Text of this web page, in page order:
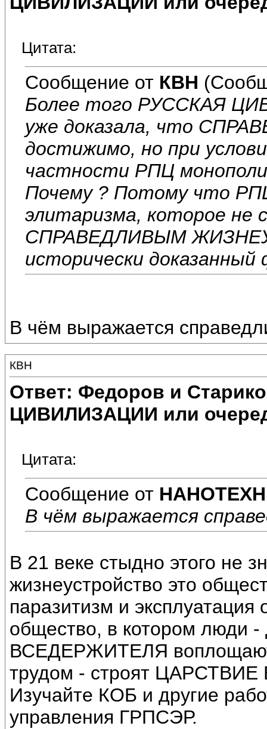
Цитата:
Сообщение от КВН
Более того РУССКАЯ
уже доказала, что
достижимо, но при
частности РПЦ
Почему ? Потому что
элитаризма, которое
СПРАВЕДЛИВЫМ
исторически
В чём выражается
КВН
Ответ: Федоров и
ЦИВИЛИЗАЦИИ или
Цитата:
Сообщение от
В чём выражается
В 21 веке стыдно этого не
жизнеустройство это
паразитизм и
общество, в котором люди
ВСЕДЕРЖИТЕЛЯ
трудом - строят
Изучайте КОБ и другие
управления ГРПСЭР.